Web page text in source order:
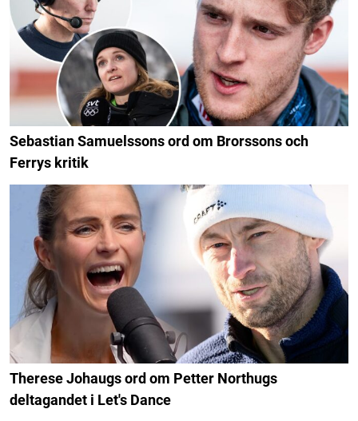
Sebastian Samuelssons ord om Brorssons och
Ferrys kritik
Therese Johaugs ord om Petter Northugs
deltagandet i Let's Dance